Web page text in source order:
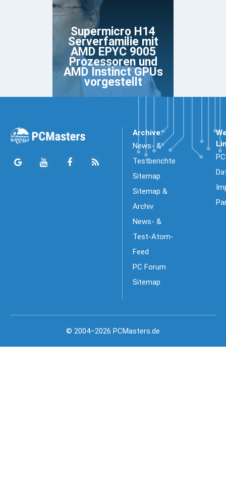
Supermicro H14
Serverfamilie mit
AMD EPYC 9005
Prozessoren und
AMD Instinct GPUs
vorgestellt
Archive:
News- &
Testberichte
Sitemap
Sitemap &
Archiv
News- &
Test-Atom-
Feed
PC Forum
Sitemap
© 2004–2026 PCMasters.de